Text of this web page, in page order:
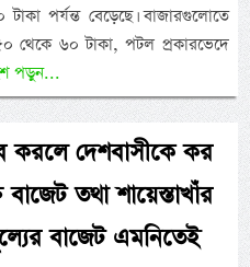
পর্যন্ত বেড়েছে। বাজারগুলোতে
থেকে ৬০ টাকা, পটল প্রকারভেদে
পড়ুন...
করলে দেশবাসীকে কর
তথা শায়েস্তাখাঁর
বাজেট এমনিতেই